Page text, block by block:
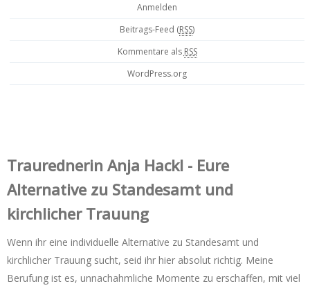
Anmelden
Beitrags-Feed (RSS)
Kommentare als RSS
WordPress.org
Trauredner‌in Anja Hackl - Eure
Alternative zu Standesamt und
kirchlicher Trauung
Wenn ihr eine individuelle Alternative zu Standesamt und
kirchlicher Trauung sucht, seid ihr hier absolut richtig. Meine
Berufung ist es, unnachahmliche Momente zu erschaffen, mit viel